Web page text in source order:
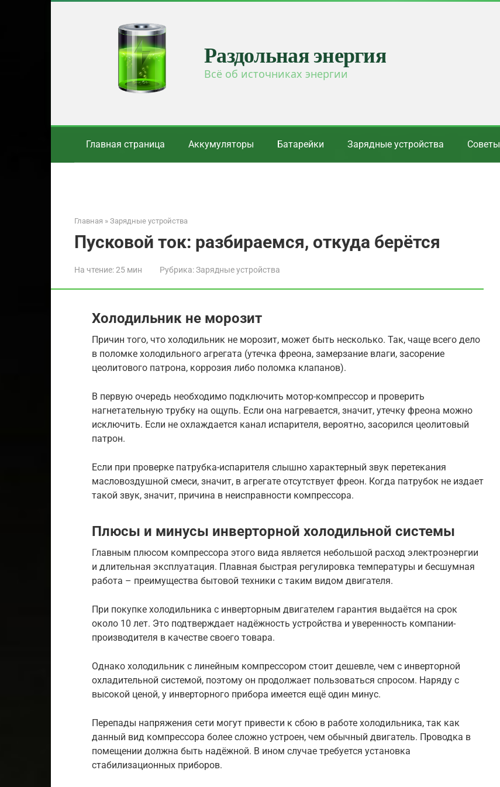
Раздольная энергия
Всё об источниках энергии
Главная страница Аккумуляторы Батарейки Зарядные устройства Советы
Главная » Зарядные устройства
Пусковой ток: разбираемся, откуда берётся
На чтение:25 мин Рубрика:Зарядные устройства
Холодильник не морозит
Причин того, что холодильник не морозит, может быть несколько. Так, чаще всего дело
в поломке холодильного агрегата (утечка фреона, замерзание влаги, засорение
цеолитового патрона, коррозия либо поломка клапанов).
В первую очередь необходимо подключить мотор-компрессор и проверить
нагнетательную трубку на ощупь. Если она нагревается, значит, утечку фреона можно
исключить. Если не охлаждается канал испарителя, вероятно, засорился цеолитовый
патрон.
Если при проверке патрубка-испарителя слышно характерный звук перетекания
масловоздушной смеси, значит, в агрегате отсутствует фреон. Когда патрубок не издает
такой звук, значит, причина в неисправности компрессора.
Плюсы и минусы инверторной холодильной системы
Главным плюсом компрессора этого вида является небольшой расход электроэнергии
и длительная эксплуатация. Плавная быстрая регулировка температуры и бесшумная
работа – преимущества бытовой техники с таким видом двигателя.
При покупке холодильника с инверторным двигателем гарантия выдаётся на срок
около 10 лет. Это подтверждает надёжность устройства и уверенность компании-
производителя в качестве своего товара.
Однако холодильник с линейным компрессором стоит дешевле, чем с инверторной
охладительной системой, поэтому он продолжает пользоваться спросом. Наряду с
высокой ценой, у инверторного прибора имеется ещё один минус.
Перепады напряжения сети могут привести к сбою в работе холодильника, так как
данный вид компрессора более сложно устроен, чем обычный двигатель. Проводка в
помещении должна быть надёжной. В ином случае требуется установка
стабилизационных приборов.